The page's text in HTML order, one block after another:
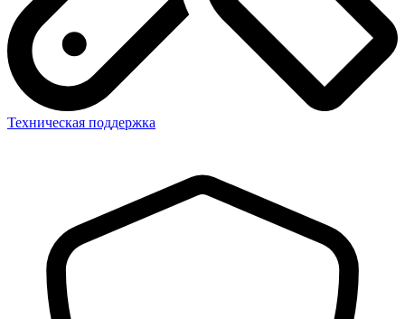
Техническая поддержка